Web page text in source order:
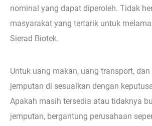
nominal yang dapat diperoleh. Tidak
masyarakat yang tertarik untuk
Sierad Biotek.
Untuk uang makan, uang transport,
jemputan di sesuaikan dengan
Apakah masih tersedia atau tidaknya
jemputan, bergantung perusahaan